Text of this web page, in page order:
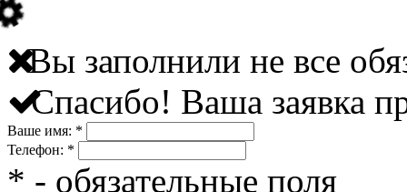
Вы заполнили не все
Спасибо! Ваша заявка
Ваше имя: *
Телефон: *
* - обязательные поля